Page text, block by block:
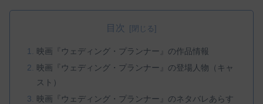
目次
映画『ウェディング・プランナー』の作品情報
映画『ウェディング・プランナー』の登場人物（キャ
スト）
映画『ウェディング・プランナー』のネタバレあらす